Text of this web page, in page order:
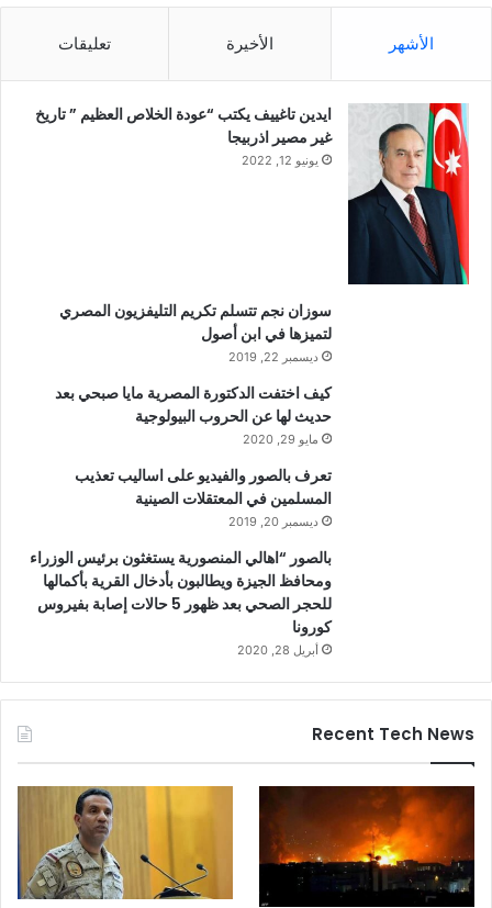
الأشهر الأخيرة تعليقات
ايدين تاغييف يكتب “عودة الخلاص العظيم ” تاريخ
غير مصير اذربيجا
يونيو 12, 2022
سوزان نجم تتسلم تكريم التليفزيون المصري
لتميزها في ابن أصول
ديسمبر 22, 2019
كيف اختفت الدكتورة المصرية مايا صبحي بعد
حديث لها عن الحروب البيولوجية
مايو 29, 2020
تعرف بالصور والفيديو على اساليب تعذيب
المسلمين في المعتقلات الصينية
ديسمبر 20, 2019
بالصور “اهالي المنصورية يستغثون برئيس الوزراء
ومحافظ الجيزة ويطالبون بأدخال القرية بأكمالها
للحجر الصحي بعد ظهور 5 حالات إصابة بفيروس
كورونا
أبريل 28, 2020
Recent Tech News